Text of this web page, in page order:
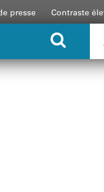
presse Contraste